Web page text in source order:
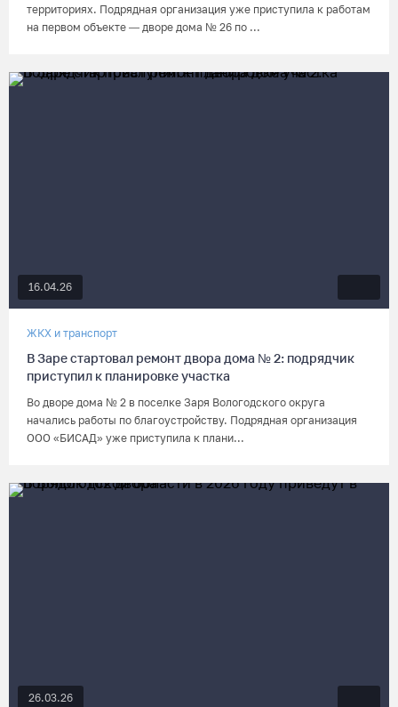
территориях. Подрядная организация уже приступила к работам
на первом объекте — дворе дома № 26 по ...
16.04.26
ЖКХ и транспорт
В Заре стартовал ремонт двора дома № 2: подрядчик
приступил к планировке участка
Во дворе дома № 2 в поселке Заря Вологодского округа
начались работы по благоустройству. Подрядная организация
ООО «БИСАД» уже приступила к плани...
26.03.26